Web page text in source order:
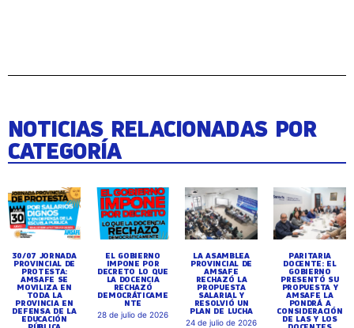
NOTICIAS RELACIONADAS POR
CATEGORÍA
30/07 JORNADA
PROVINCIAL DE
PROTESTA:
AMSAFE SE
MOVILIZA EN
TODA LA
PROVINCIA EN
DEFENSA DE LA
EDUCACIÓN
EL GOBIERNO
IMPONE POR
DECRETO LO QUE
LA DOCENCIA
RECHAZÓ
DEMOCRÁTICAME
NTE
28 de julio de 2026
LA ASAMBLEA
PROVINCIAL DE
AMSAFE
RECHAZÓ LA
PROPUESTA
SALARIAL Y
RESOLVIÓ UN
PLAN DE LUCHA
24 de julio de 2026
PARITARIA
DOCENTE: EL
GOBIERNO
PRESENTÓ SU
PROPUESTA Y
AMSAFE LA
PONDRÁ A
CONSIDERACIÓN
DE LAS Y LOS